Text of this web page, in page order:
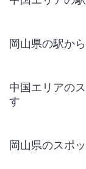
岡山県の駅か
中国エリアの
す
岡山県のスポ